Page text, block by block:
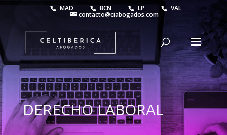
MAD BCN LP VAL
contacto@ciabogados.com
DERECHO LABORAL